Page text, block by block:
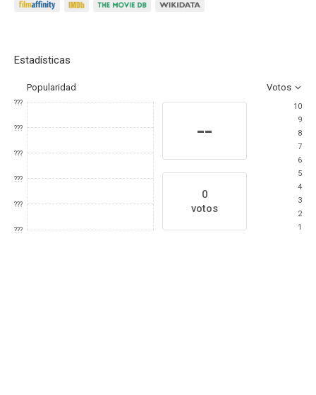
Estadísticas
Popularidad Votos
???
???
???
???
???
???
--
0
votos
10
9
8
7
6
5
4
3
2
1